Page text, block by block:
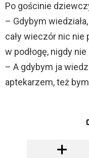
Po gościnie
– Gdybym
cały wieczór nic nie
w podłogę, nigdy
– A gdybym ja
aptekarzem, też